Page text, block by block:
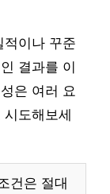
적이나 꾸준
결과를 이
은 여러 요
도해보세
건은 절대